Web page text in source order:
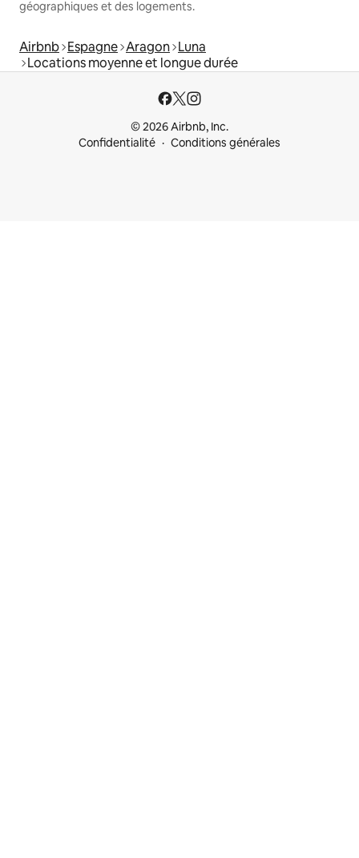
géographiques et des logements.
Airbnb Espagne Aragon Luna
Locations moyenne et longue durée
© 2026 Airbnb, Inc.
Confidentialité
Conditions générales